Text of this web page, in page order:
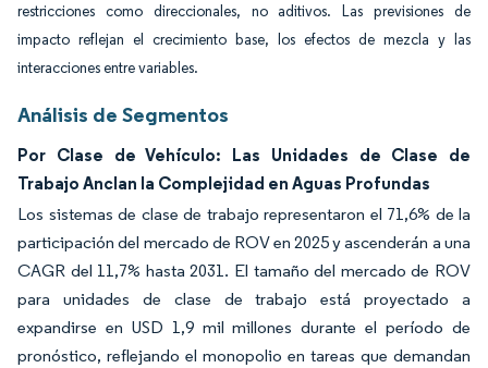
restricciones como direccionales, no aditivos. Las previsiones de
impacto reflejan el crecimiento base, los efectos de mezcla y las
interacciones entre variables.
Análisis de Segmentos
Por Clase de Vehículo: Las Unidades de Clase de
Trabajo Anclan la Complejidad en Aguas Profundas
Los sistemas de clase de trabajo representaron el 71,6% de la
participación del mercado de ROV en 2025 y ascenderán a una
CAGR del 11,7% hasta 2031. El tamaño del mercado de ROV
para unidades de clase de trabajo está proyectado a
expandirse en USD 1,9 mil millones durante el período de
pronóstico, reflejando el monopolio en tareas que demandan